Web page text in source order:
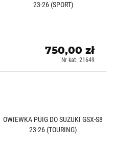
23-26 (SPORT)
750,00 zł
Nr kat: 21649
OWIEWKA PUIG DO SUZUKI GSX-S8
23-26 (TOURING)